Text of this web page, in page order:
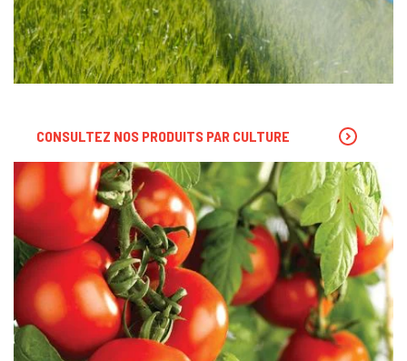
CONSULTEZ NOS PRODUITS PAR CULTURE